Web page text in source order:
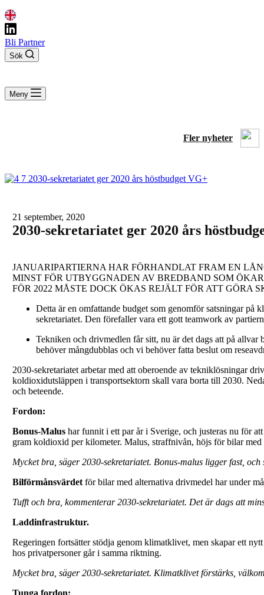
Bli Partner
Sök
Meny
Fler nyheter
21 september, 2020
2030-sekretariatet ger 2020 års
JANUARIPARTIERNA HAR FÖRHANDLAT FRAM EN
MINST FÖR UTBYGGNADEN AV BREDBAND SOM
FÖR 2022 MÅSTE DOCK ÖKAS REJÄLT FÖR ATT
Detta är en omfattande budget som genomför satsningar
sekretariatet. Den förefaller vara ett gott teamwork av
Tekniken och drivmedlen får sitt, nu är det dags att på
behöver mångdubblas och vi behöver fatta beslut om
2030-sekretariatet arbetar med att oberoende av tekniklösningar
koldioxidutsläppen i transportsektorn skall vara borta till 2030.
och beteende.
Fordon:
Bonus-Malushar funnit i ett par år i Sverige, och justeras nu för
gram koldioxid per kilometer. Malus, straffnivån, höjs för bilar med
Mycket bra, säger 2030-sekretariatet. Bonus-malus ligger fast,
Bilförmånsvärdetför bilar med alternativa drivmedel har under
Tufft och bra, kommenterar 2030-sekretariatet. Det är dags att
Laddinfrastruktur.
Regeringen fortsätter stödja genom klimatklivet, men skapar ett
hos privatpersoner går i samma riktning.
Mycket bra, säger 2030-sekretariatet. Klimatklivet förstärks,
Tunga fordon: